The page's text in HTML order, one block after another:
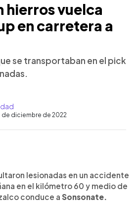
hierros vuelca
en carretera a
se transportaban en el pick
de diciembre de 2022
lesionadas en un accidente
en el kilómetro 60 y medio de
conduce a Sonsonate.